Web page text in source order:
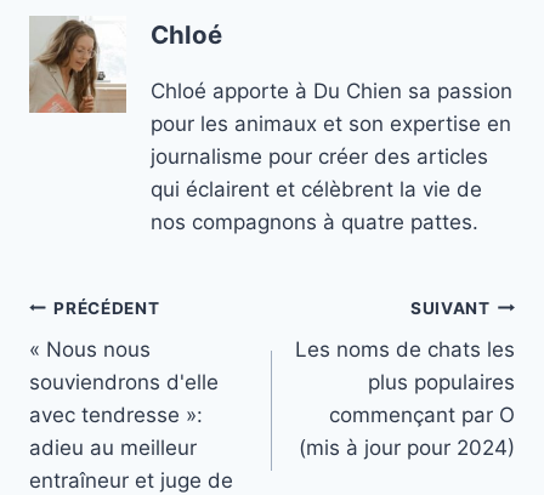
Chloé
Chloé apporte à Du Chien sa passion
pour les animaux et son expertise en
journalisme pour créer des articles
qui éclairent et célèbrent la vie de
nos compagnons à quatre pattes.
Navigation
de
l’article
PRÉCÉDENT
« Nous nous
souviendrons d'elle
avec tendresse »:
adieu au meilleur
entraîneur et juge de
SUIVANT
Les noms de chats les
plus populaires
commençant par O
(mis à jour pour 2024)